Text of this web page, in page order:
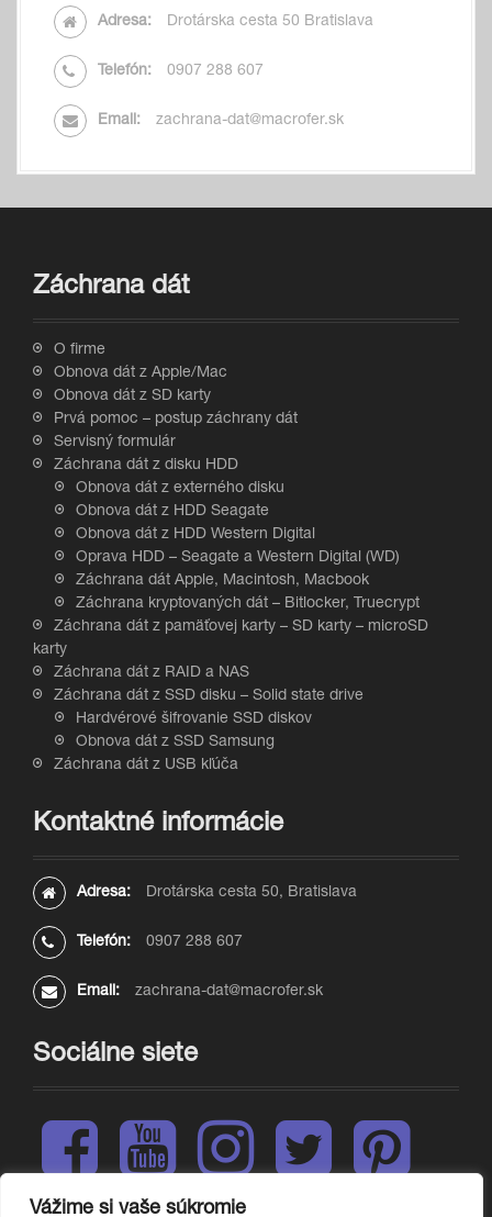
Vážime si vaše súkromie
Adresa: Drotárska cesta 50 Bratislava
Telefón: 0907 288 607
Email: zachrana-dat@macrofer.sk
Záchrana dát
O firme
Obnova dát z Apple/Mac
Obnova dát z SD karty
Prvá pomoc – postup záchrany dát
Servisný formulár
Záchrana dát z disku HDD
Obnova dát z externého disku
Obnova dát z HDD Seagate
Obnova dát z HDD Western Digital
Oprava HDD – Seagate a Western Digital (WD)
Záchrana dát Apple, Macintosh, Macbook
Záchrana kryptovaných dát – Bitlocker, Truecrypt
Záchrana dát z pamäťovej karty – SD karty – microSD
karty
Záchrana dát z RAID a NAS
Záchrana dát z SSD disku – Solid state drive
Hardvérové šifrovanie SSD diskov
Obnova dát z SSD Samsung
Záchrana dát z USB kľúča
Kontaktné informácie
Adresa: Drotárska cesta 50, Bratislava
Telefón: 0907 288 607
Email: zachrana-dat@macrofer.sk
Sociálne siete
F
c
Y
u
s
T
i
P
n
L